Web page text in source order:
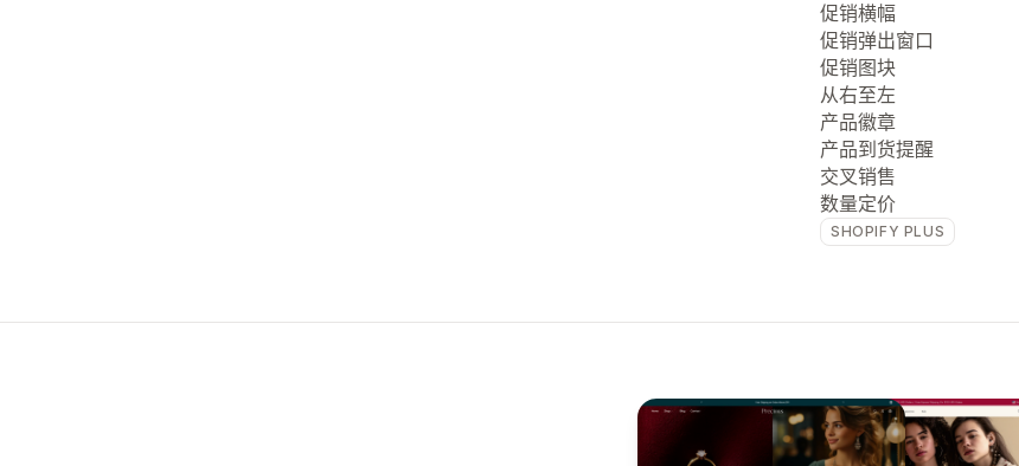
促销横幅
促销弹出窗口
促销图块
从右至左
产品徽章
产品到货提醒
交叉销售
数量定价
SHOPIFY PLUS